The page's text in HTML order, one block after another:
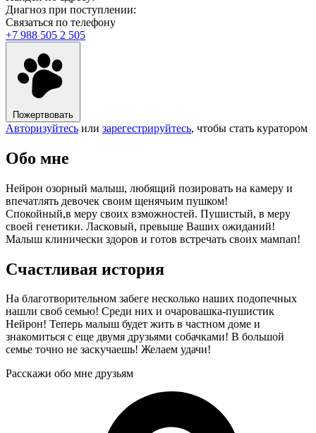
Диагноз при поступлении:
Связаться по телефону
+7 988 505 2 505
Пожертвовать
Авторизуйтесь или зарегестрируйтесь, чтобы стать куратором
Обо мне
Нейрон озорный малыш, любящий позировать на камеру и
впечатлять девочек своим щенячьим пушком!
Спокойный,в меру своих взможностей. Пушистый, в меру
своей генетики. Ласковый, превыше Ваших ожиданий!
Малыш клинически здоров и готов встречать своих мампап!
Счастливая история
На благотворительном забеге несколько наших подопечных
нашли своб семью! Среди них и очаровашка-пушистик
Нейрон! Теперь малыш будет жить в частном доме и
знакомиться с еще двумя друзьями собачками! В большой
семье точно не заскучаешь! Желаем удачи!
Расскажи обо мне друзьям